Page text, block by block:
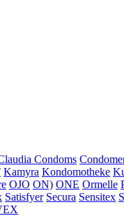
Condoms
Kamyra Kondomotheke
OJO ON) ONE Ormelle
Satisfyer Secura Sensitex